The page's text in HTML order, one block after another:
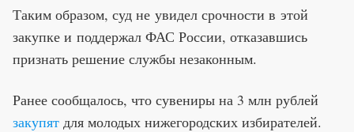
Таким образом, суд не увидел срочности в этой
закупке и поддержал ФАС России, отказавшись
признать решение службы незаконным.
Ранее сообщалось, что сувениры на 3 млн рублей
закупят для молодых нижегородских избирателей.